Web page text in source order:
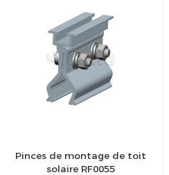
Pinces de montage de toit
solaire RF0055